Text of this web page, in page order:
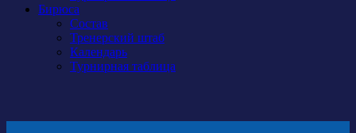
Бирюса
Состав
Тренерский штаб
Календарь
Турнирная таблица